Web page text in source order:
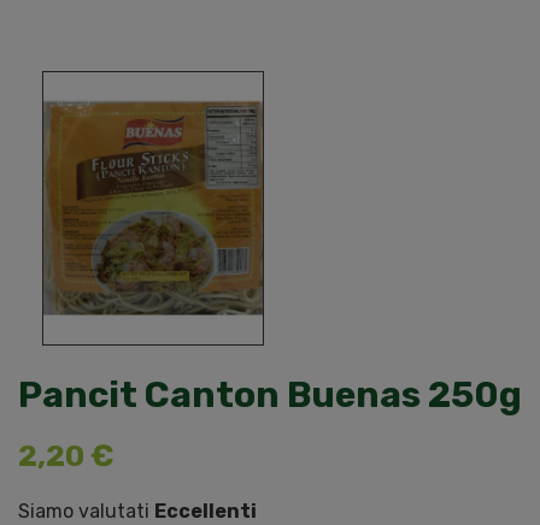
Pancit Canton Buenas 250g
2,20 €
Siamo valutati Eccellenti